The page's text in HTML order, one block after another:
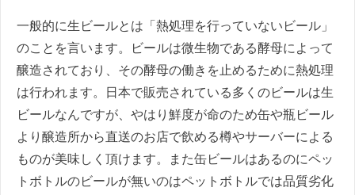
一般的に生ビールとは「熱処理を行っていないビール」
のことを言います。ビールは微生物である酵母によって
醸造されており、その酵母の働きを止めるために熱処理
は行われます。日本で販売されている多くのビールは生
ビールなんですが、やはり鮮度が命のため缶や瓶ビール
より醸造所から直送のお店で飲める樽やサーバーによる
ものが美味しく頂けます。また缶ビールはあるのにペッ
トボトルのビールが無いのはペットボトルでは品質劣化